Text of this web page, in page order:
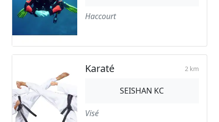
Haccourt
Karaté 2 km
SEISHAN KC
Visé